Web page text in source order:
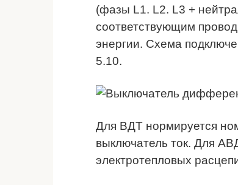
(фазы L1. L2. L3 +
соответствующим
энергии. Схема
5.10.
Для ВДТ нормируется
выключатель ток. Для
электротепловых